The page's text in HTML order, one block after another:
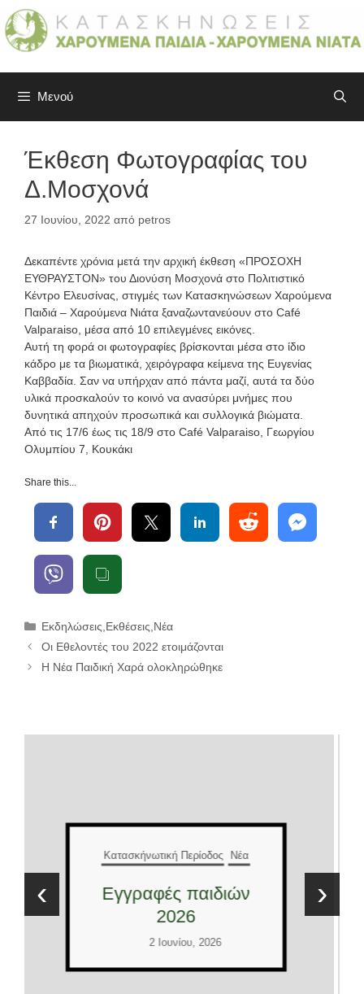
Μετάβαση
σε
περιεχόμενο
Μενού
Έκθεση Φωτογραφίας του
Δ.Μοσχονά
27 Ιουνίου, 2022 από petros
Δεκαπέντε χρόνια μετά την αρχική έκθεση «ΠΡΟΣΟΧΗ
ΕΥΘΡΑΥΣΤΟΝ» του Διονύση Μοσχονά στο Πολιτιστικό
Κέντρο Ελευσίνας, στιγμές των Κατασκηνώσεων Χαρούμενα
Παιδιά – Χαρούμενα Νιάτα ξαναζωντανεύουν στο Café
Valparaiso, μέσα από 10 επιλεγμένες εικόνες.
Αυτή τη φορά οι φωτογραφίες βρίσκονται μέσα στο ίδιο
κάδρο με τα βιωματικά, χειρόγραφα κείμενα της Ευγενίας
Καββαδία. Σαν να υπήρχαν από πάντα μαζί, αυτά τα δύο
υλικά προσκαλούν το κοινό να ανασύρει μνήμες που
δυνητικά απηχούν προσωπικά και συλλογικά βιώματα.
Από τις 17/6 έως τις 18/9 στο Café Valparaiso, Γεωργίου
Ολυμπίου 7, Κουκάκι
Share this...
Κατηγορίες
Εκδηλώσεις Εκθέσεις Νέα
Οι Εθελοντές του 2022 ετοιμάζονται
Η Νέα Παιδική Χαρά ολοκληρώθηκε
Έλληνες και
Διεθνείς εθελοντές
‹ ›